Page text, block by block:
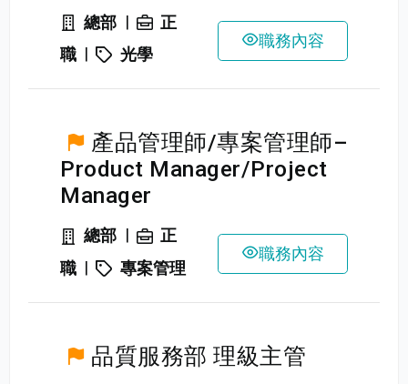
總部 |
正
職 | 光學
職務內容
產品管理師/專案管理師–
Product Manager/Project
Manager
總部 |
正
職 | 專案管理
職務內容
品質服務部 理級主管